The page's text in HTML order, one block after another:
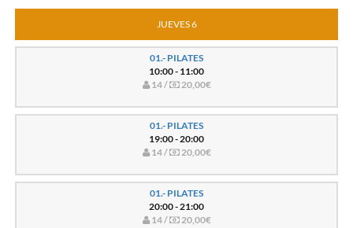
JUEVES 6
01.- PILATES
10:00 - 11:00
14 /
20,00€
01.- PILATES
19:00 - 20:00
14 /
20,00€
01.- PILATES
20:00 - 21:00
14 /
20,00€